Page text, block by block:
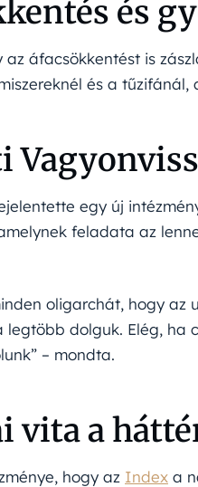
és
az áfacsökkentést is
és a
egy új
feladata az
oligarchát, hogy az
legtöbb dolguk. Elég, ha
– mondta.
vita a
hogy az Index a